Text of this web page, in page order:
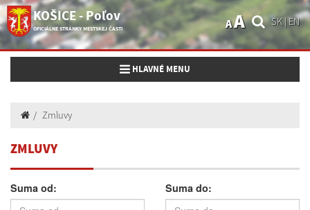
KOŠICE - Poľov
OFICIÁLNE STRÁNKY MESTSKEJ ČASTI
SK|EN
AA
Toggle navigation
HLAVNÉ MENU
Zmluvy
ZMLUVY
Suma od: Suma do: